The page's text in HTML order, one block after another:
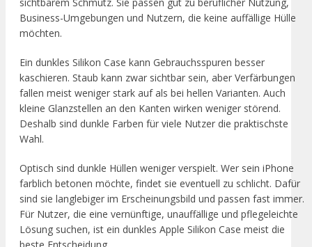
sichtbarem Schmutz. Sie passen gut zu beruflicher Nutzung,
Business-Umgebungen und Nutzern, die keine auffällige Hülle
möchten.
Ein dunkles Silikon Case kann Gebrauchsspuren besser
kaschieren. Staub kann zwar sichtbar sein, aber Verfärbungen
fallen meist weniger stark auf als bei hellen Varianten. Auch
kleine Glanzstellen an den Kanten wirken weniger störend.
Deshalb sind dunkle Farben für viele Nutzer die praktischste
Wahl.
Optisch sind dunkle Hüllen weniger verspielt. Wer sein iPhone
farblich betonen möchte, findet sie eventuell zu schlicht. Dafür
sind sie langlebiger im Erscheinungsbild und passen fast immer.
Für Nutzer, die eine vernünftige, unauffällige und pflegeleichte
Lösung suchen, ist ein dunkles Apple Silikon Case meist die